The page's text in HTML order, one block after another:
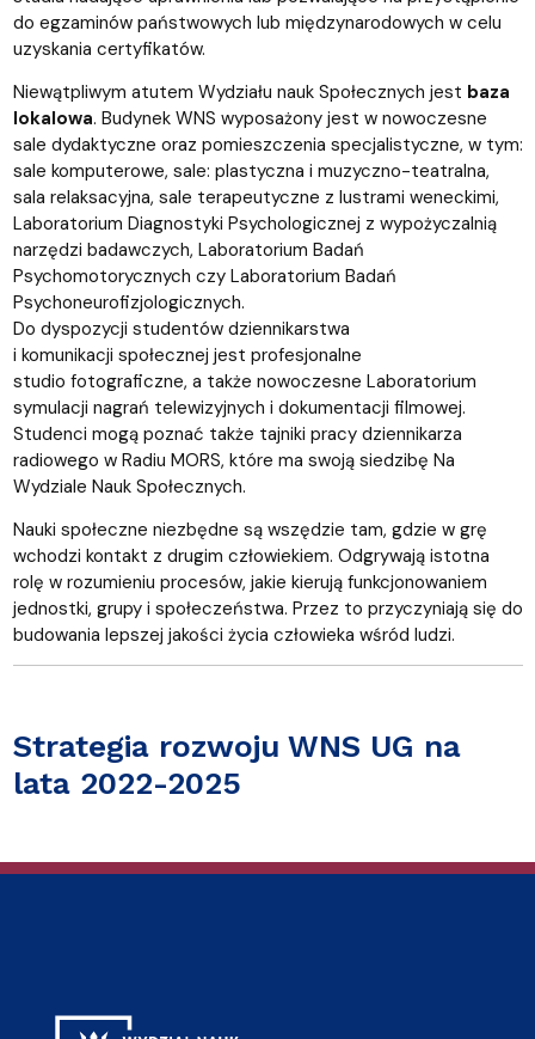
do egzaminów państwowych lub międzynarodowych w celu
uzyskania certyfikatów.
Niewątpliwym atutem Wydziału nauk Społecznych jest baza
lokalowa. Budynek WNS wyposażony jest w nowoczesne
sale dydaktyczne oraz pomieszczenia specjalistyczne, w tym:
sale komputerowe, sale: plastyczna i muzyczno-teatralna,
sala relaksacyjna, sale terapeutyczne z lustrami weneckimi,
Laboratorium Diagnostyki Psychologicznej z wypożyczalnią
narzędzi badawczych, Laboratorium Badań
Psychomotorycznych czy Laboratorium Badań
Psychoneurofizjologicznych.
Do dyspozycji studentów dziennikarstwa
i komunikacji społecznej jest profesjonalne
studio fotograficzne, a także nowoczesne Laboratorium
symulacji nagrań telewizyjnych i dokumentacji filmowej.
Studenci mogą poznać także tajniki pracy dziennikarza
radiowego w Radiu MORS, które ma swoją siedzibę Na
Wydziale Nauk Społecznych.
Nauki społeczne niezbędne są wszędzie tam, gdzie w grę
wchodzi kontakt z drugim człowiekiem. Odgrywają istotna
rolę w rozumieniu procesów, jakie kierują funkcjonowaniem
jednostki, grupy i społeczeństwa. Przez to przyczyniają się do
budowania lepszej jakości życia człowieka wśród ludzi.
Strategia rozwoju WNS UG na
lata 2022-2025